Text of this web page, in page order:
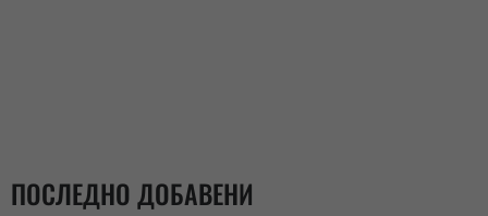
ПОСЛЕДНО ДОБАВЕНИ